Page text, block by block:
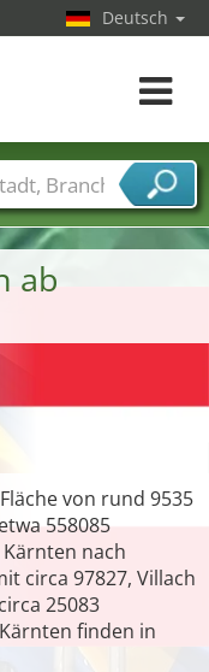
ab
von rund 9535
558085
nach
circa 97827, Villach
25083
finden in
Deutsch
Toggle
Branchen